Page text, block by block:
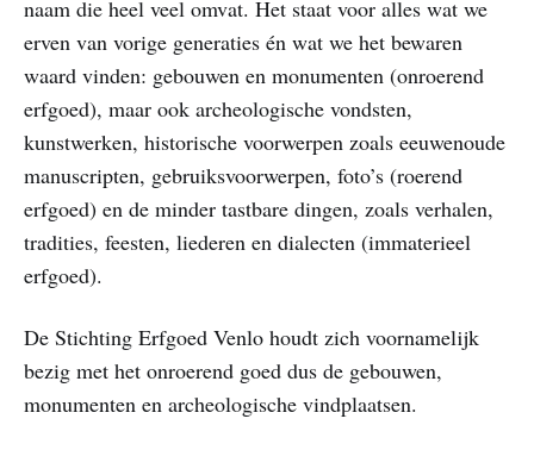
naam die heel veel omvat. Het staat voor alles wat we
erven van vorige generaties én wat we het bewaren
waard vinden: gebouwen en monumenten (onroerend
erfgoed), maar ook archeologische vondsten,
kunstwerken, historische voorwerpen zoals eeuwenoude
manuscripten, gebruiksvoorwerpen, foto’s (roerend
erfgoed) en de minder tastbare dingen, zoals verhalen,
tradities, feesten, liederen en dialecten (immaterieel
erfgoed).
De Stichting Erfgoed Venlo houdt zich voornamelijk
bezig met het onroerend goed dus de gebouwen,
monumenten en archeologische vindplaatsen.